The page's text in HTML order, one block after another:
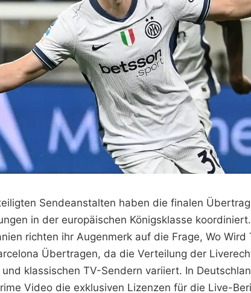
Sendeanstalten haben die finalen
in der europäischen Königsklasse
richten ihr Augenmerk auf die Frage, Wo Wird
Übertragen, da die Verteilung der
klassischen TV-Sendern variiert. In
Video die exklusiven Lizenzen für die Live-